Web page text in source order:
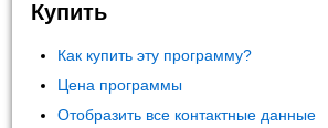
Купить
Как купить эту программу?
Цена программы
Отобразить все контактные данные